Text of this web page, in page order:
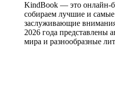
KindBook — это онлайн-
собираем лучшие и
заслуживающие
2026 года представлены
мира и разнообразные